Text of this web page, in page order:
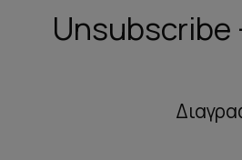
Unsubscribe